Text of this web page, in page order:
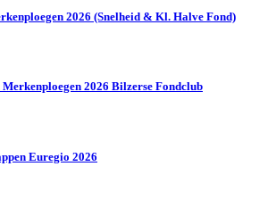
2026 (Snelheid & Kl. Halve Fond)
2026 Bilzerse Fondclub
Euregio 2026